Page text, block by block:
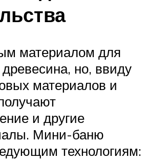
материалом для
но, ввиду
материалов и
и другие
Мини-баню
технологиям: